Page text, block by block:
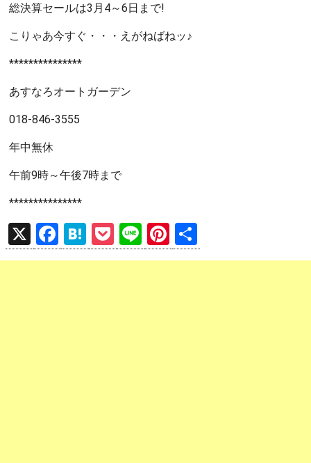
総決算セールは3月4～6日まで!
こりゃあ今すぐ・・・えがねばねッ♪
***************
あすなろオートガーデン
018-846-3555
年中無休
午前9時～午後7時まで
***************
X
F
a
H
at
P
o
Li
n
Pi
nt 有